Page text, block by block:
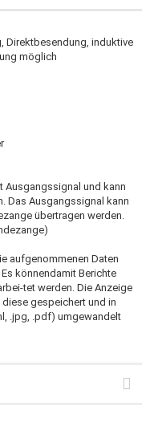
Direktbesendung, induktive
möglich
Ausgangssignal und kann
Das Ausgangssignal kann
übertragen werden.
aufgenommenen Daten
könnendamit Berichte
tet werden. Die Anzeige
gespeichert und in
.jpg, .pdf) umgewandelt